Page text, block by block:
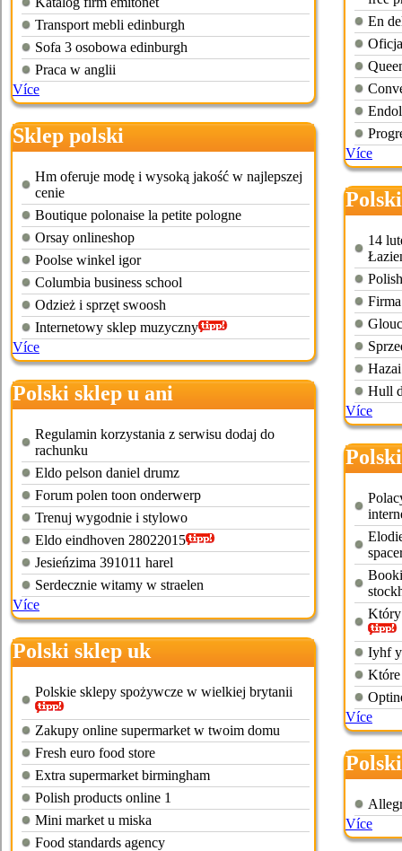
Transport mebli edinburgh
Sofa 3 osobowa edinburgh
Praca w anglii
Více
Sklep polski
Hm oferuje modę i wysoką jakość w najlepszej
cenie
Boutique polonaise la petite pologne
Orsay onlineshop
Poolse winkel igor
Columbia business school
Odzież i sprzęt swoosh
Internetowy sklep muzyczny
Více
Polski sklep u ani
Regulamin korzystania z serwisu dodaj do
rachunku
Eldo pelson daniel drumz
Forum polen toon onderwerp
Trenuj wygodnie i stylowo
Eldo eindhoven 28022015
Jesieńzima 391011 harel
Serdecznie witamy w straelen
Více
Polski sklep uk
Polskie sklepy spożywcze w wielkiej brytanii
Zakupy online supermarket w twoim domu
Fresh euro food store
Extra supermarket birmingham
Polish products online 1
Mini market u miska
Food standards agency
En
Více
14
Hull
Více
Który
Iyhf
Które
Více
Více